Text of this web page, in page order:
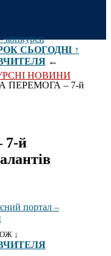
СЬОГОДНІ ↑
←
НОВИНИ
ПЕРЕМОГА – 7-й
й
↓